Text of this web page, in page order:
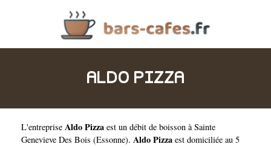
ALDO PIZZA
L'entreprise Aldo Pizza est un débit de boisson à Sainte
Genevieve Des Bois (Essonne). Aldo Pizza est domiciliée au 5